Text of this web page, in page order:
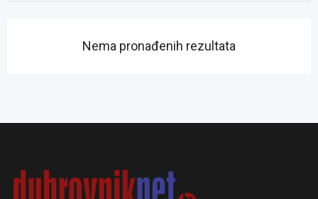
Nema pronađenih rezultata